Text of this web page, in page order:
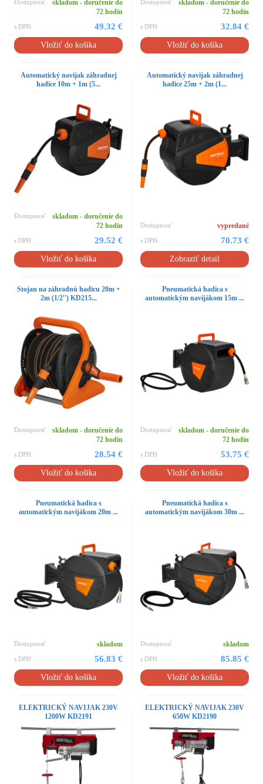
Dostupnosť
skladom - doručenie do
72 hodín
s DPH 49.32 €
Vložiť do košíka
Dostupnosť
skladom - doručenie do
72 hodín
s DPH 32.84 €
Vložiť do košíka
Automatický navijak záhradnej
hadice 10m + 1m (5...
Dostupnosť
skladom - doručenie do
72 hodín
s DPH 29.52 €
Vložiť do košíka
Automatický navijak záhradnej
hadice 25m + 2m (1...
Dostupnosť vypredané
s DPH 70.73 €
Zobraziť detail
Stojan na záhradnú hadicu 20m +
2m (1/2'') KD215...
Dostupnosť
skladom - doručenie do
72 hodín
s DPH 28.54 €
Vložiť do košíka
Pneumatická hadica s
automatickým navijákom 15m ...
Dostupnosť
skladom - doručenie do
72 hodín
s DPH 53.75 €
Vložiť do košíka
Pneumatická hadica s
automatickým navijákom 20m ...
Dostupnosť skladom
s DPH 56.83 €
Vložiť do košíka
Pneumatická hadica s
automatickým navijákom 30m ...
Dostupnosť skladom
s DPH 85.85 €
Vložiť do košíka
ELEKTRICKÝ NAVIJAK 230V
1200W KD2191
ELEKTRICKÝ NAVIJAK 230V
650W KD2190